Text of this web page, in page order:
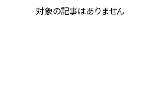
対象の記事はありません